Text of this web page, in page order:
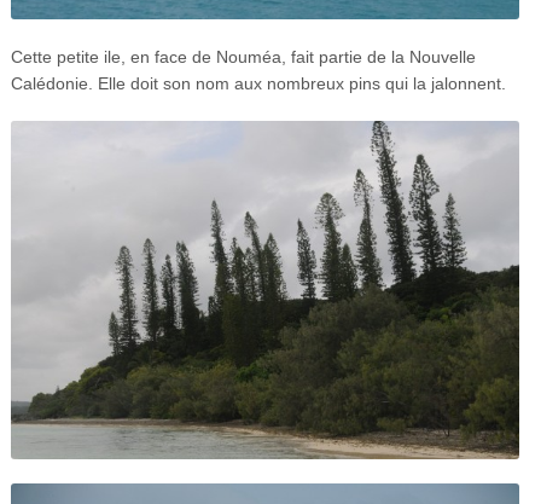
Cette petite ile, en face de Nouméa, fait partie de la Nouvelle
Calédonie. Elle doit son nom aux nombreux pins qui la jalonnent.